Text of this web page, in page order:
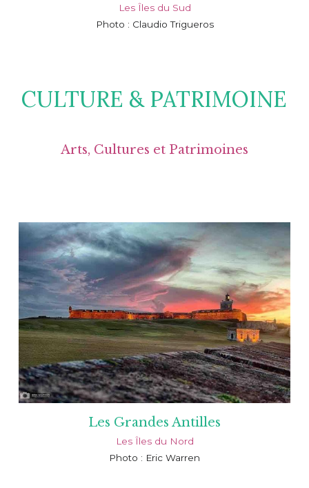
Les Îles du Sud
Photo : Claudio Trigueros
CULTURE & PATRIMOINE
Arts, Cultures et Patrimoines
Les Grandes Antilles
Les Îles du Nord
Photo : Eric Warren